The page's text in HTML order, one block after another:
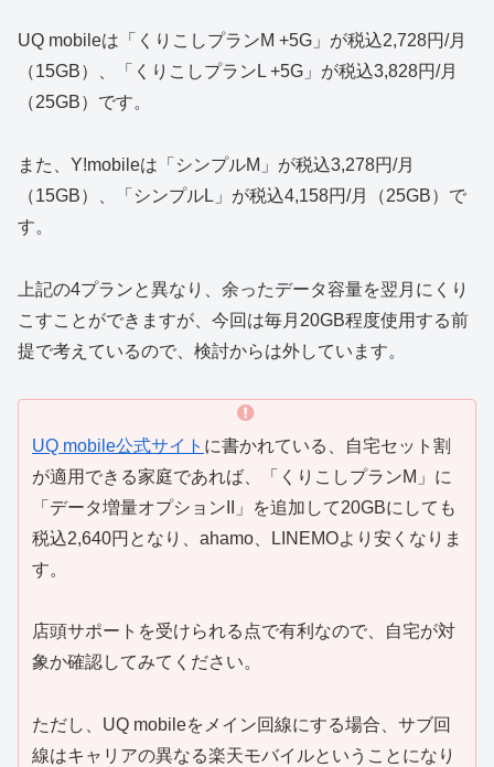
UQ mobileは「くりこしプランM +5G」が税込2,728円/月
（15GB）、「くりこしプランL +5G」が税込3,828円/月
（25GB）です。
また、Y!mobileは「シンプルM」が税込3,278円/月
（15GB）、「シンプルL」が税込4,158円/月（25GB）で
す。
上記の4プランと異なり、余ったデータ容量を翌月にくり
こすことができますが、今回は毎月20GB程度使用する前
提で考えているので、検討からは外しています。
UQ mobile公式サイト に書かれている、自宅セット割
が適用できる家庭であれば、「くりこしプランM」に
「データ増量オプションII」を追加して20GBにしても
税込2,640円となり、ahamo、LINEMOより安くなりま
す。
店頭サポートを受けられる点で有利なので、自宅が対
象か確認してみてください。
ただし、UQ mobileをメイン回線にする場合、サブ回
線はキャリアの異なる楽天モバイルということになり